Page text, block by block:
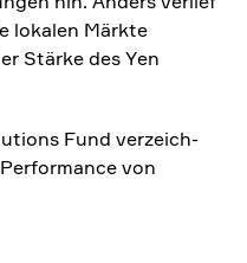
lokalen Märkte
Stärke des Yen
Fund verzeich­
von